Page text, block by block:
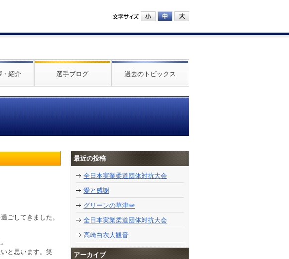
・紹介 選手ブログ 過去のトピックス
ごしてきました。
と思います。笑
最近の投稿
全日本実業柔道団体対抗大会
愛と感謝
グリーンの草津🫛
全日本実業柔道団体対抗大会
高崎白衣大観音
アーカイブ